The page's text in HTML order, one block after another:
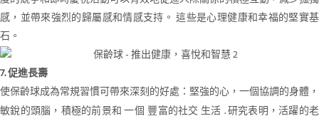
感，並帶來強烈的歸屬感和情感支持。 這些是心理健康和幸福的堅實基
石。
7. 促進長壽
使保齡球成為常規習慣可帶來深刻的好處：堅強的心，一個協調的身體，
敏銳的頭腦，積極的前景和一個 豐富的社交 生活 . 研究表明，活躍的老